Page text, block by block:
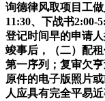
询德律风取项目工
11:30、下战书2:00-
登记时间早的申请
竣事后，（二）配
第一序列；复审欠
原件的电子版照片
人应具有完全平易